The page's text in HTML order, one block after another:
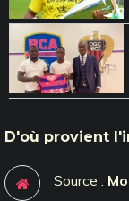
D'où provient
Source :